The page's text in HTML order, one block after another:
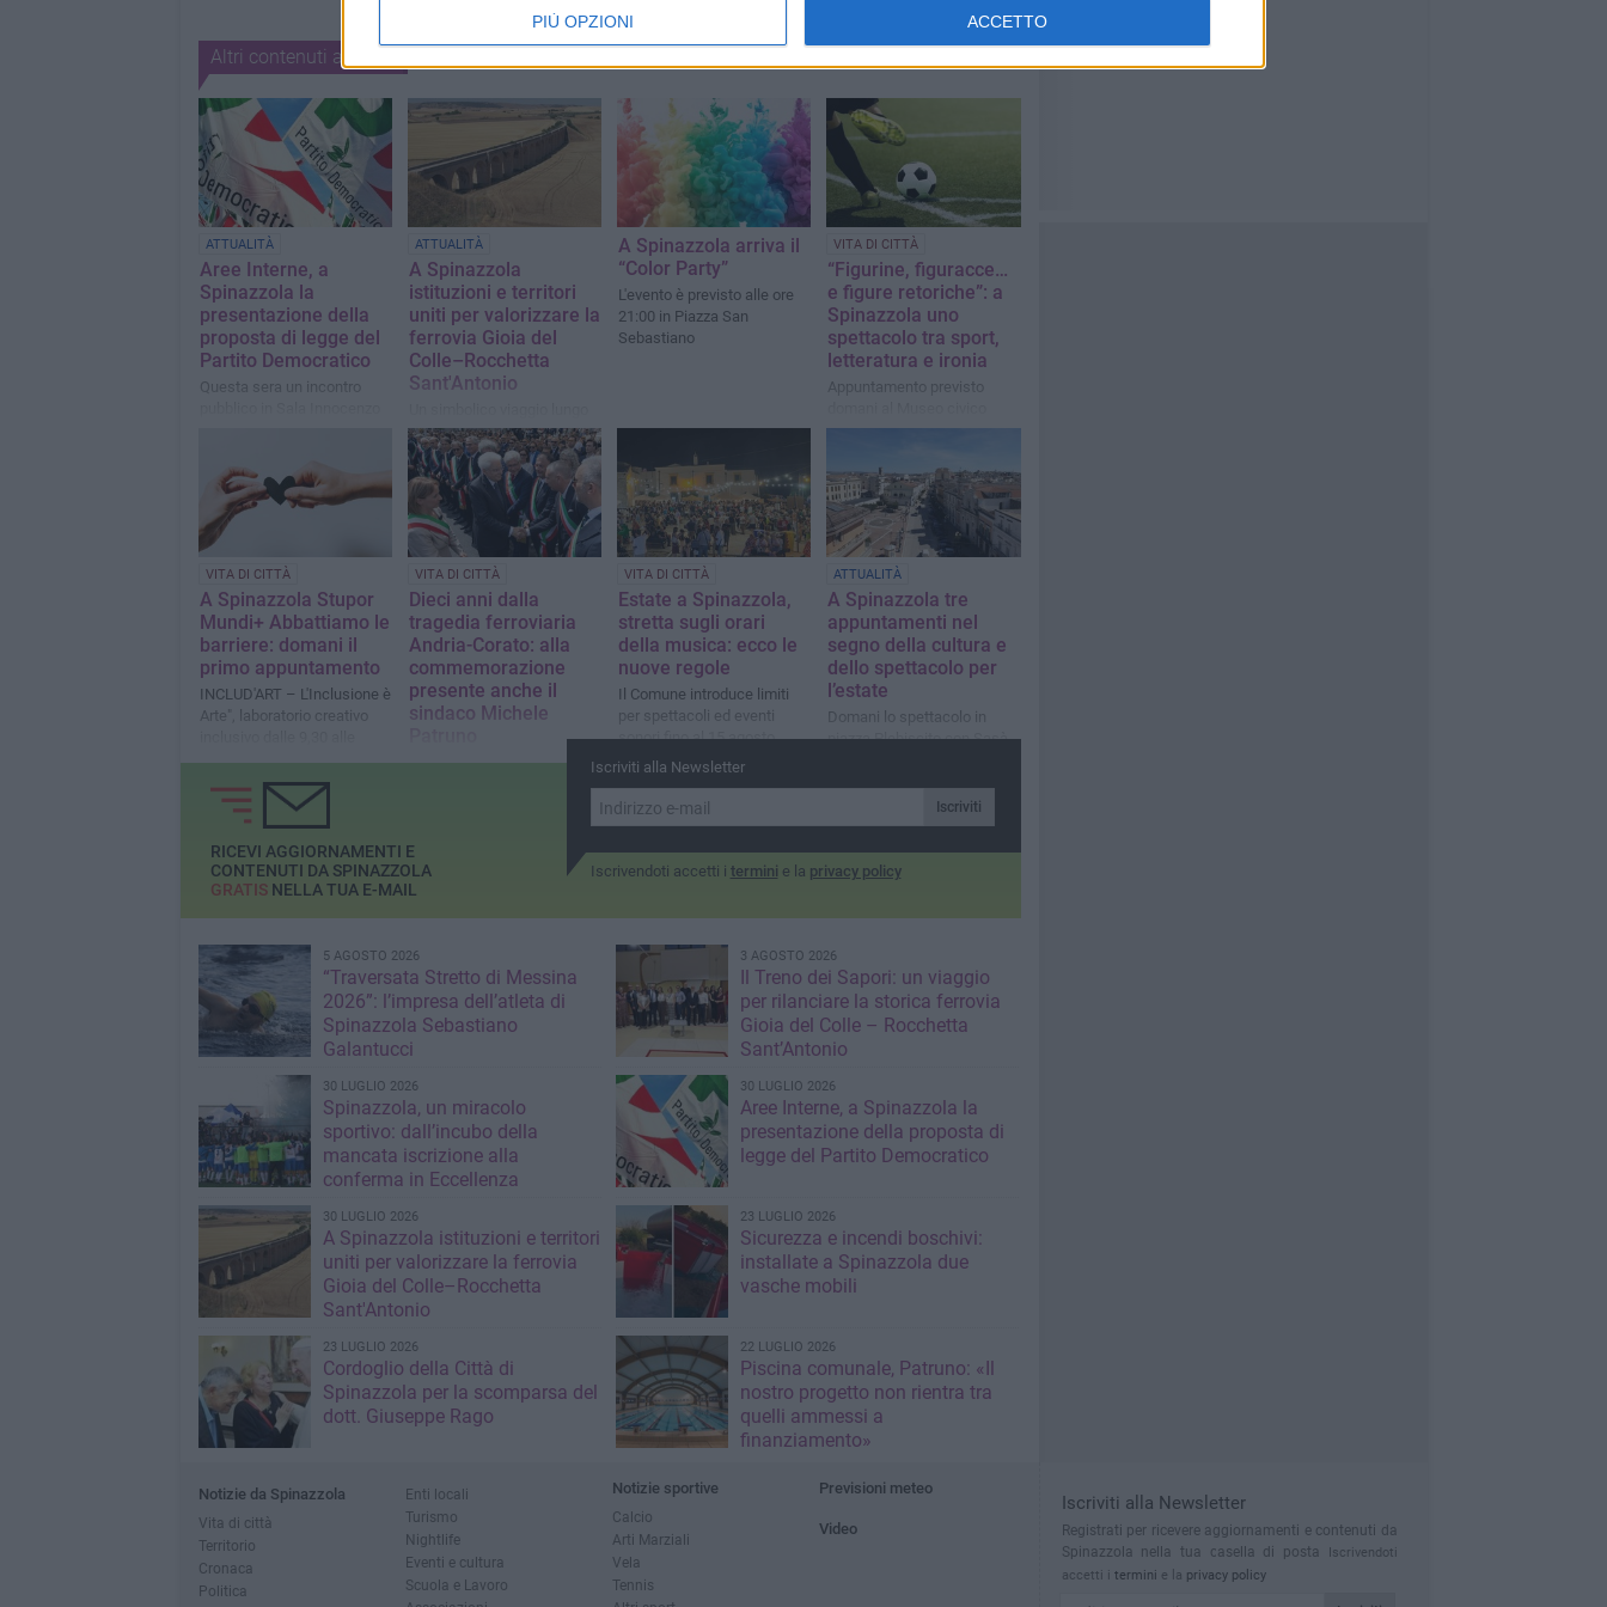
PIÙ OPZIONI ACCETTO
Altri contenuti a tema
ATTUALITÀ
Aree Interne, a
Spinazzola la
presentazione della
proposta di legge del
Partito Democratico
Questa sera un incontro
ATTUALITÀ
A Spinazzola
istituzioni e territori
uniti per valorizzare la
ferrovia Gioia del
Colle–Rocchetta
Sant'Antonio
la storica tratta per dare
nuovo impulso al turismo
lento e ai treni storici
A Spinazzola arriva il
“Color Party”
L'evento è previsto alle ore
21:00 in Piazza San
Sebastiano
VITA DI CITTÀ
“Figurine, figuracce…
e figure retoriche”: a
Spinazzola uno
spettacolo tra sport,
letteratura e ironia
Appuntamento previsto
VITA DI CITTÀ
A Spinazzola Stupor
Mundi+ Abbattiamo le
barriere: domani il
primo appuntamento
INCLUD'ART – L'Inclusione è
Arte", laboratorio creativo
12,30
VITA DI CITTÀ
Dieci anni dalla
tragedia ferroviaria
Andria-Corato: alla
commemorazione
presente anche il
sindaco Michele
Ieri alla cerimonia ad Andria
VITA DI CITTÀ
Estate a Spinazzola,
stretta sugli orari
della musica: ecco le
nuove regole
Il Comune introduce limiti
per spettacoli ed eventi
sonori fino al 15 agosto
ATTUALITÀ
A Spinazzola tre
appuntamenti nel
segno della cultura e
dello spettacolo per
l’estate
Domani lo spettacolo in
piazza Plebiscito con Sasà
Iscriviti alla Newsletter
Iscriviti
Iscrivendoti accetti i termini e la privacy policy
RICEVI AGGIORNAMENTI E
CONTENUTI DA SPINAZZOLA
GRATISNELLA TUA E-MAIL
5 AGOSTO 2026
“Traversata Stretto di Messina
2026”: l’impresa dell’atleta di
Spinazzola Sebastiano
Galantucci
3 AGOSTO 2026
Il Treno dei Sapori: un viaggio
per rilanciare la storica ferrovia
Gioia del Colle – Rocchetta
Sant’Antonio
30 LUGLIO 2026
Spinazzola, un miracolo
sportivo: dall’incubo della
mancata iscrizione alla
conferma in Eccellenza
30 LUGLIO 2026
Aree Interne, a Spinazzola la
presentazione della proposta di
legge del Partito Democratico
30 LUGLIO 2026
A Spinazzola istituzioni e territori
uniti per valorizzare la ferrovia
Gioia del Colle–Rocchetta
Sant'Antonio
23 LUGLIO 2026
Sicurezza e incendi boschivi:
installate a Spinazzola due
vasche mobili
23 LUGLIO 2026
Cordoglio della Città di
Spinazzola per la scomparsa del
dott. Giuseppe Rago
22 LUGLIO 2026
Piscina comunale, Patruno: «Il
nostro progetto non rientra tra
quelli ammessi a
finanziamento»
Notizie da Spinazzola
Vita di città
Territorio
Cronaca
Politica
Enti locali
Turismo
Nightlife
Eventi e cultura
Scuola e Lavoro
Notizie sportive
Calcio
Arti Marziali
Vela
Tennis
Previsioni meteo
Video
Iscriviti alla Newsletter
Registrati per ricevere aggiornamenti e contenuti da
Spinazzola nella tua casella di posta
Iscrivendoti
accetti i termini e la privacy policy